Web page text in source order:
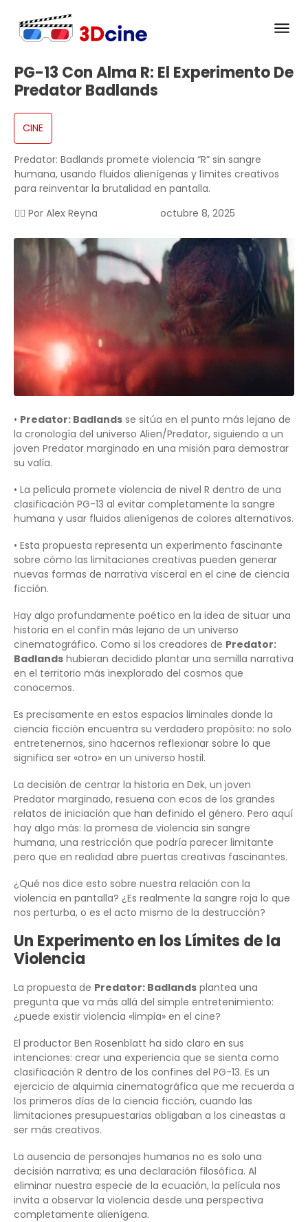
PG-13 Con Alma R: El Experimento De
Predator Badlands
CINE
Predator: Badlands promete violencia “R” sin sangre
humana, usando fluidos alienígenas y límites creativos
para reinventar la brutalidad en pantalla.
✍🏻 Por Alex Reyna octubre 8, 2025
• Predator: Badlands se sitúa en el punto más lejano de
la cronología del universo Alien/Predator, siguiendo a un
joven Predator marginado en una misión para demostrar
su valía.
• La película promete violencia de nivel R dentro de una
clasificación PG-13 al evitar completamente la sangre
humana y usar fluidos alienígenas de colores alternativos.
• Esta propuesta representa un experimento fascinante
sobre cómo las limitaciones creativas pueden generar
nuevas formas de narrativa visceral en el cine de ciencia
ficción.
Hay algo profundamente poético en la idea de situar una
historia en el confín más lejano de un universo
cinematográfico. Como si los creadores de Predator:
Badlands hubieran decidido plantar una semilla narrativa
en el territorio más inexplorado del cosmos que
conocemos.
Es precisamente en estos espacios liminales donde la
ciencia ficción encuentra su verdadero propósito: no solo
entretenernos, sino hacernos reflexionar sobre lo que
significa ser «otro» en un universo hostil.
La decisión de centrar la historia en Dek, un joven
Predator marginado, resuena con ecos de los grandes
relatos de iniciación que han definido el género. Pero aquí
hay algo más: la promesa de violencia sin sangre
humana, una restricción que podría parecer limitante
pero que en realidad abre puertas creativas fascinantes.
¿Qué nos dice esto sobre nuestra relación con la
violencia en pantalla? ¿Es realmente la sangre roja lo que
nos perturba, o es el acto mismo de la destrucción?
Un Experimento en los Límites de la
Violencia
La propuesta de Predator: Badlands plantea una
pregunta que va más allá del simple entretenimiento:
¿puede existir violencia «limpia» en el cine?
El productor Ben Rosenblatt ha sido claro en sus
intenciones: crear una experiencia que se sienta como
clasificación R dentro de los confines del PG-13. Es un
ejercicio de alquimia cinematográfica que me recuerda a
los primeros días de la ciencia ficción, cuando las
limitaciones presupuestarias obligaban a los cineastas a
ser más creativos.
La ausencia de personajes humanos no es solo una
decisión narrativa; es una declaración filosófica. Al
eliminar nuestra especie de la ecuación, la película nos
invita a observar la violencia desde una perspectiva
completamente alienígena.